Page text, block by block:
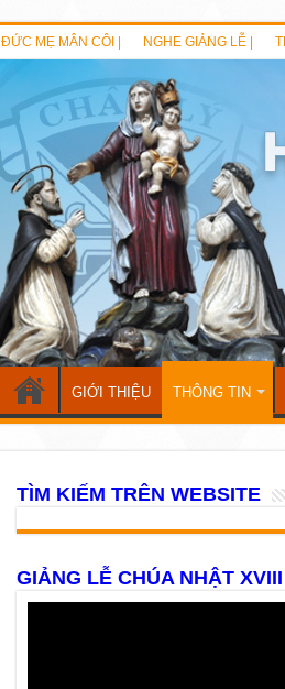
ĐỨC MẸ MÂN CÔI | NGHE GIẢNG LỄ |
GIỚI THIỆU THÔNG TIN
TÌM KIẾM TRÊN WEBSITE
GIẢNG LỄ CHÚA NHẬT